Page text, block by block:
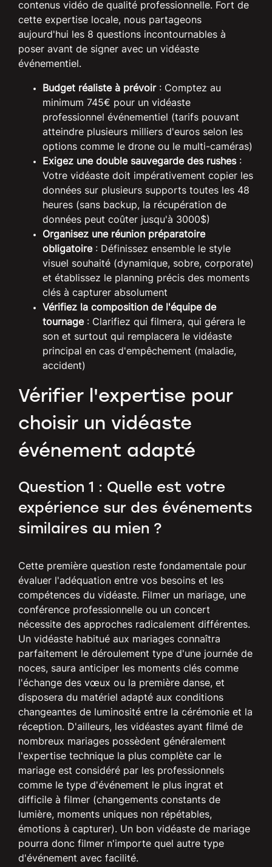
contenus vidéo de qualité professionnelle. Fort de
cette expertise locale, nous partageons
aujourd'hui les 8 questions incontournables à
poser avant de signer avec un vidéaste
événementiel.
Budget réaliste à prévoir: Comptez au
minimum 745€ pour un vidéaste
professionnel événementiel (tarifs pouvant
atteindre plusieurs milliers d'euros selon les
options comme le drone ou le multi-caméras)
Exigez une double sauvegarde des rushes:
Votre vidéaste doit impérativement copier les
données sur plusieurs supports toutes les 48
heures (sans backup, la récupération de
données peut coûter jusqu'à 3000$)
Organisez une réunion préparatoire
obligatoire: Définissez ensemble le style
visuel souhaité (dynamique, sobre, corporate)
et établissez le planning précis des moments
clés à capturer absolument
Vérifiez la composition de l'équipe de
tournage: Clarifiez qui filmera, qui gérera le
son et surtout qui remplacera le vidéaste
principal en cas d'empêchement (maladie,
accident)
Vérifier l'expertise pour
choisir un vidéaste
événement adapté
Question 1 : Quelle est votre
expérience sur des événements
similaires au mien ?
Cette première question reste fondamentale pour
évaluer l'adéquation entre vos besoins et les
compétences du vidéaste. Filmer un mariage, une
conférence professionnelle ou un concert
nécessite des approches radicalement différentes.
Un vidéaste habitué aux mariages connaîtra
parfaitement le déroulement type d'une journée de
noces, saura anticiper les moments clés comme
l'échange des vœux ou la première danse, et
disposera du matériel adapté aux conditions
changeantes de luminosité entre la cérémonie et la
réception. D'ailleurs, les vidéastes ayant filmé de
nombreux mariages possèdent généralement
l'expertise technique la plus complète car le
mariage est considéré par les professionnels
comme le type d'événement le plus ingrat et
difficile à filmer (changements constants de
lumière, moments uniques non répétables,
émotions à capturer). Un bon vidéaste de mariage
pourra donc filmer n'importe quel autre type
d'événement avec facilité.